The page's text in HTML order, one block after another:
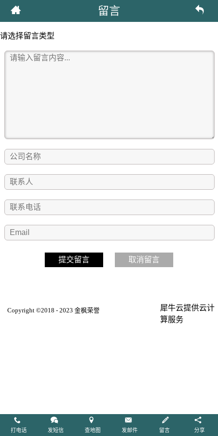
留言
请选择留言类型
Copyright ©2018 - 2023 金枫荣誉
犀牛云提供云计
算服务
打电话 发短信 查地图 发邮件 留言 分享